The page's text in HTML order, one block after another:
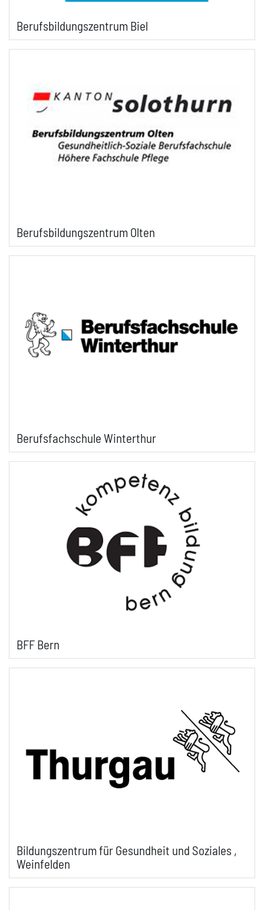
Berufsbildungszentrum Biel
Berufsbildungszentrum Olten
Berufsfachschule Winterthur
BFF Bern
Bildungszentrum für Gesundheit und Soziales ,
Weinfelden